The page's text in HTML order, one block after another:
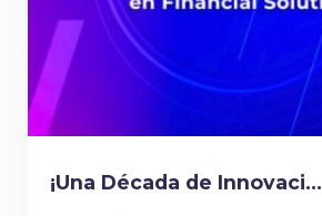
¡Una Década de Innovaci...